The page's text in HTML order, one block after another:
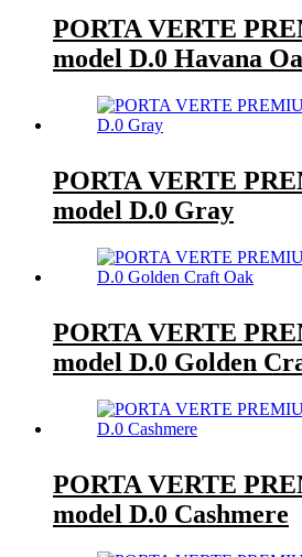
PORTA VERTE
model D.0 Havana
PORTA VERTE
model D.0 Gray
PORTA VERTE
model D.0 Golden
PORTA VERTE
model D.0 Cashmere